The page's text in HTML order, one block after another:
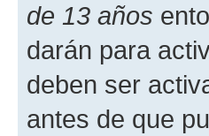
de 13 años
darán para
deben ser
antes de que